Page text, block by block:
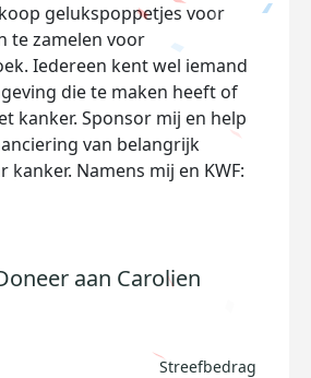
gelukspoppetjes voor
te zamelen voor
Iedereen kent wel iemand
die te maken heeft of
kanker. Sponsor mij en help
van belangrijk
kanker. Namens mij en KWF:
aan Carolien
Streefbedrag